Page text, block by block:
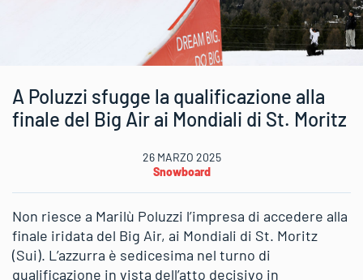
A Poluzzi sfugge la qualificazione alla
finale del Big Air ai Mondiali di St. Moritz
26 MARZO 2025
Snowboard
Non riesce a Marilù Poluzzi l’impresa di accedere alla
finale iridata del Big Air, ai Mondiali di St. Moritz
(Sui). L’azzurra è sedicesima nel turno di
qualificazione in vista dell’atto decisivo in